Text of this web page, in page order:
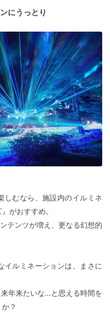
にうっとり
しむなら、施設内のイルミネ
がおすすめ。
テンツが増え、更なる幻想的
イルミネーションは、まさに
年来たいな…と思える時間を
？